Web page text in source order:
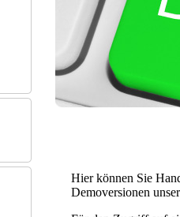
Hier können Sie
Demoversionen